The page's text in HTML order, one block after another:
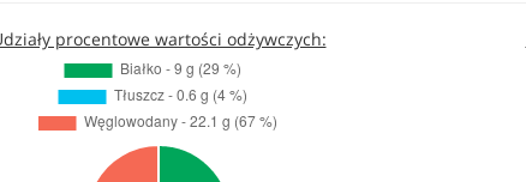
procentowe wartości odżywczych: